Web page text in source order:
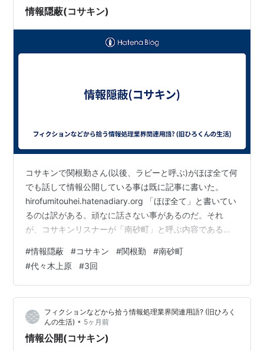
情報隠蔽(コサキン)
コサキンで関根勤さん(以後、ラビーと呼ぶ)がほぼ全て何
でも話して情報公開している事は既に記事に書いた。
hirofumitouhei.hatenadiary.org 「ほぼ全て」と書いてい
るのは訳がある。頑なに話さない事があるのだ。それ
が、コサキンリスナーが「南砂町」と呼ぶ内容である。
ばに住んでいた。当然の事ながら結婚前の関根勤さんは
南砂町駅にも頻繁に足を運び、(後の)悦子夫人と色々な事
をなさった訳だが ラビー「話すとみんなが引いちゃうか
ら。」 とか言って話そうとしないのだ。何かをしたらし
いが、なにをしたのか不明なのだ。 さて小堺一機さんの
#情報隠蔽 #コサキン #関根勤 #南砂町
#代々木上原 #3回
フィクションなどから拾う情報処理業界関連用語? (旧ひろく
んの生活) • 5ヶ月前
情報公開(コサキン)